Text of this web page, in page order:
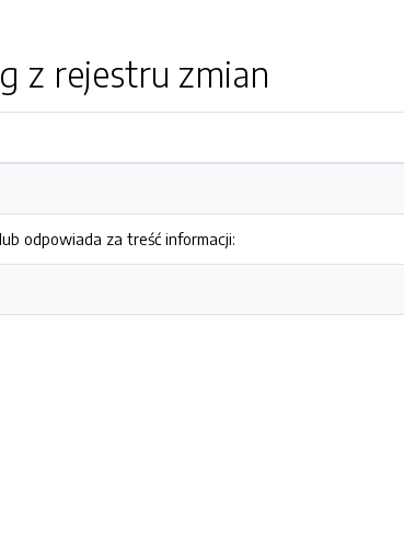
z rejestru zmian
odpowiada za treść informacji: